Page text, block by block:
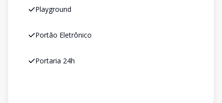
Playground
Portão Eletrônico
Portaria 24h